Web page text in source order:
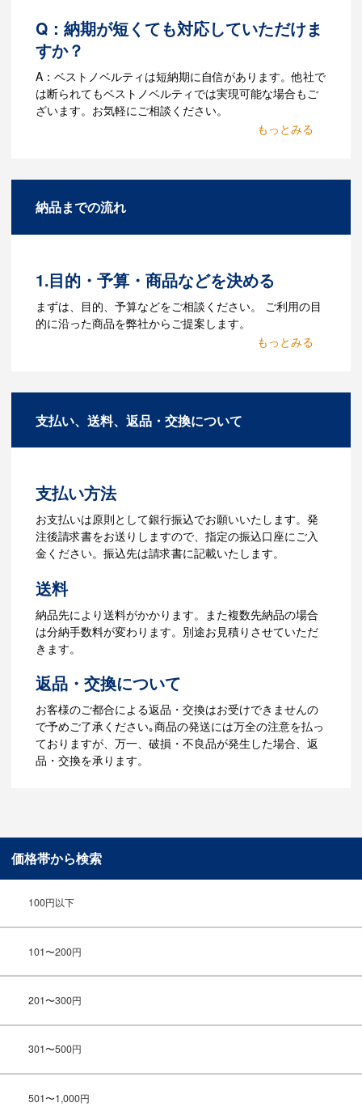
Q：納期が短くても対応していただけま
すか？
A：ベストノベルティは短納期に自信があります。他社で
は断られてもベストノベルティでは実現可能な場合もご
ざいます。お気軽にご相談ください。
があります。Adobe illustratorのaiファイ
Q：ウェブサイトに掲載され
ていないオリジナルのノベル
タマイズが可能です。お気軽にご相談く
納品までの流れ
1.目的・予算・商品などを決める
まずは、目的、予算などをご相談ください。 ご利用の目
的に沿った商品を弊社からご提案します。
お見積を弊社からお出しします。
3.発注・データ入稿
ら、ご注文書をお送りします。
【名入れをする場合】名入れに必要なデ
ータをご入稿頂き、名入れイメージをデ
ータでご確認いただきます。
4.納品
【名入れをする場合】データのご入稿後
３週間程度で納品となります。
【名入れなしの場合】在庫がある場合、3
～5営業日程度で納品となります。
ご利用ガイドをもっとみる
支払い、送料、返品・交換について
支払い方法
お支払いは原則として銀行振込でお願いいたします。発
注後請求書をお送りしますので、指定の振込口座にご入
金ください。振込先は請求書に記載いたします。
送料
納品先により送料がかかります。また複数先納品の場合
は分納手数料が変わります。別途お見積りさせていただ
きます。
返品・交換について
お客様のご都合による返品・交換はお受けできませんの
で予めご了承ください｡商品の発送には万全の注意を払っ
ておりますが、万一、破損・不良品が発生した場合、返
品・交換を承ります。
価格帯から検索
100円以下
101〜200円
201〜300円
301〜500円
501〜1,000円